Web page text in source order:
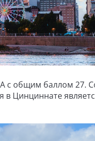
с общим баллом 27.
Цинциннате